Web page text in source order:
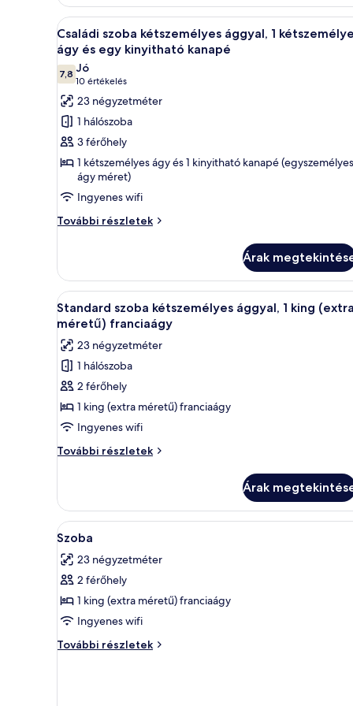
POOL
ACCESS)
további
részletei
A
következő
szoba
összes
képének
megtekintése:
Családi
szoba
kétszemélyes
ággyal,
kétszemélyes
egy
kinyitható
kanapé
Egy modern hálószoba,
9
Családi szoba kétszemélyes ággyal, 1
ágy és egy kinyitható kanapé
7,810-ből 7,8
Jó
10 értékelés
(10
értékelés)
23 négyzetméter
1 hálószoba
3 férőhely
1 kétszemélyes ágy és 1 kinyitható kanapé (egyszemélyes
ágy méret)
Ingyenes wifi
További részletek
Családi
1
kétszemélyes
ágy
és
kinyitható
kanapé
további
részletei
Árak
A
következő
szoba
összes
képének
megtekintése:
Standard
szoba
kétszemélyes
ággyal,
king
(extra
méretű)
franciaágy
Egy modern hálószoba,
8
Standard szoba kétszemélyes ággyal, 1 king (extra
méretű) franciaágy
23 négyzetméter
1 hálószoba
2 férőhely
1 king (extra méretű) franciaágy
Ingyenes wifi
További részletek
Standard
1
king
(extra
franciaágy
további
Árak
A
következő
szoba
összes
képének
megtekintése:
Szoba
Egy modern hálószoba,
8
Szoba
23 négyzetméter
2 férőhely
1 king (extra méretű) franciaágy
Ingyenes wifi
További részletek
Szoba